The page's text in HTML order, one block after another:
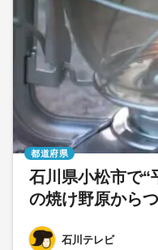
石川県小松市で
の焼け野原から
石川テレビ
都道府県